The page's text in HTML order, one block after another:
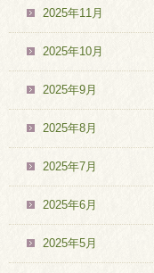
2025年11月
2025年10月
2025年9月
2025年8月
2025年7月
2025年6月
2025年5月